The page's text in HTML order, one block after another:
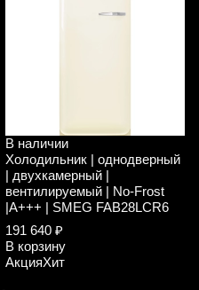
В наличии
Холодильник | однодверный
| двухкамерный |
вентилируемый | No-Frost
|A+++ | SMEG FAB28LCR6
191 640 ₽
В корзину
АкцияХит